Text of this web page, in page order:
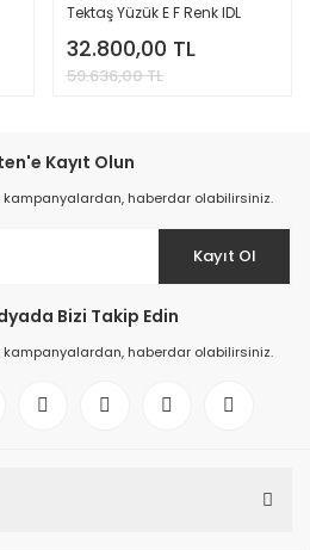
Tektaş Yüzük E F Renk IDL
Sertifikalı
32.800,00 TL
59.636,00 TL
Kayıt Olun
kampanyalardan, haberdar olabilirsiniz.
Kayıt Ol
Bizi Takip Edin
kampanyalardan, haberdar olabilirsiniz.